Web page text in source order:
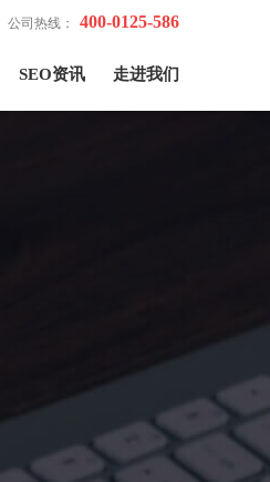
SEO资讯 走进我们
公司热线： 400-0125-586